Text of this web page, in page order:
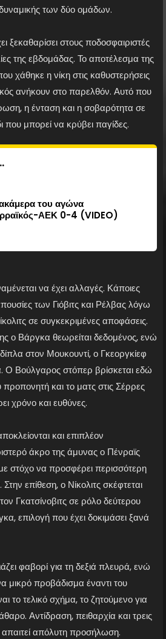
των δύο ομάδων.
ξεκαθαρίσει στους ποδοσφαιριστές
της εβδομάδας. Το αποτέλεσμα της
χάθηκε η νίκη στις καθυστερήσεις
ανήκουν στο παρελθόν. Αυτό που
η ένταση και η σοβαρότητα σε
που μπορεί να κρύβει παγίδες.
του αγώνα
ΑΕΚ 0-4 (VIDEO)
να έχει αλλαγές. Κάποιες
των Γιόβιτς και Ρέλβας λόγω
σε συγκεκριμένες αποφάσεις.
ο Βάργκα θεωρείται δεδομένος, ενώ
στον Μουκουντί, ο Γκεοργκίεφ
Ο Βούλγαρος στόπερ βρίσκεται εδώ
και το ματς στις Σέρρες
χρόνο και ευθύνες.
και επιπλέον
άκρο της άμυνας ο Πένραϊς
με στόχο να προσφέρει περισσότερη
επίθεση, ο Νίκολιτς σκέφτεται
Γκατσίνοβιτς σε ρόλο δεύτερου
επιλογή που έχει δοκιμάσει ξανά
φαβορί για τη δεξιά πλευρά, ενώ
μικρό προβάδισμα έναντι του
το τελικό σχήμα, το ζητούμενο για
Αντίδραση, πειθαρχία και τρεις
απόλυτη προσήλωση.